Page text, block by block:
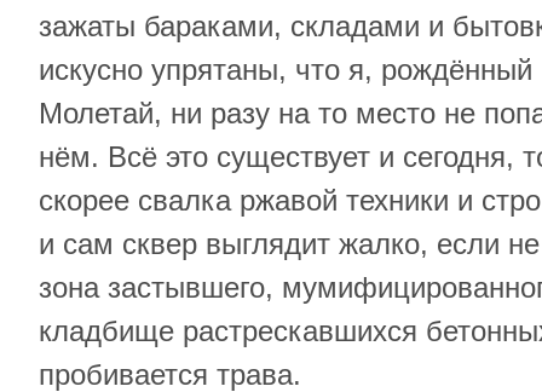
зажаты бараками, складами и
искусно упрятаны, что я,
Молетай, ни разу на то место не
нём. Всё это существует и сегодня,
скорее свалка ржавой техники и
и сам сквер выглядит жалко, если
зона застывшего,
кладбище растрескавшихся
пробивается трава.